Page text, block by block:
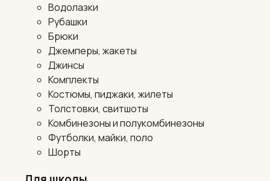
Водолазки
Рубашки
Брюки
Джемперы, жакеты
Джинсы
Комплекты
Костюмы, пиджаки, жилеты
Толстовки, свитшоты
Комбинезоны и полукомбинезоны
Футболки, майки, поло
Шорты